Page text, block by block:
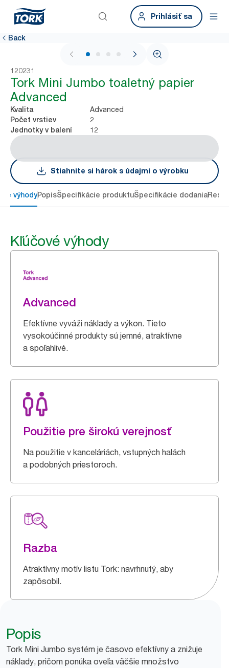
Prihlásiť sa
Back
1 / 4
120231
Tork Mini Jumbo toaletný papier
Advanced
Kvalita Advanced
Počet vrstiev 2
Jednotky v balení 12
Stiahnite si hárok s údajmi o výrobku
výhodyPopisŠpecifikácie produktuŠpecifikácie dodania
Kľúčové výhody
Advanced
Efektívne vyváži náklady a výkon. Tieto
vysokoúčinné produkty sú jemné, atraktívne
a spoľahlivé.
Použitie pre širokú verejnosť
Na použitie v kanceláriách, vstupných halách
a podobných priestoroch.
Razba
Atraktívny motív listu Tork: navrhnutý, aby
zapôsobil.
Popis
Tork Mini Jumbo systém je časovo efektívny a znižuje
náklady, pričom ponúka oveľa väčšie množstvo